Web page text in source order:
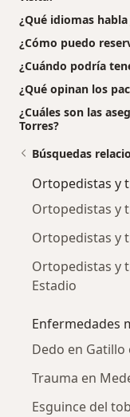
¿Qué idiomas habla
¿Cómo puedo
¿Cuándo podría
¿Qué opinan los
¿Cuáles son las
Torres?
Búsquedas
Ortopedistas y
Ortopedistas y
Ortopedistas y
Ortopedistas y
Estadio
Enfermedades
Dedo en Gatillo
Trauma en
Esguince del